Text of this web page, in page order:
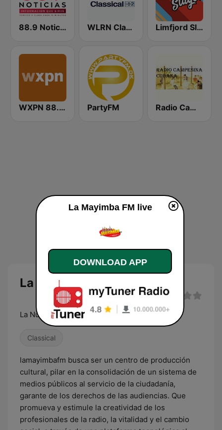
88.9 Noticias WLRN Classical HD2 Limfjord Slager
WXPN 88.5 XPN PartyFM Radio Campesina Cubana
La Mayimba FM live
La Numero Uno en Musica
Classical
lamayimbafm busca ser un centro de producción
cultural, pilar en la consolidación de un sistema de
medios públicos al servicio de la ciudadanía,
garante de los derechos de las audiencias. Que
promueva y estimule la creatividad de los
profesionales de la radio, la vitalidad y el cambio
La Mayimba FM live
DOWNLOAD APP